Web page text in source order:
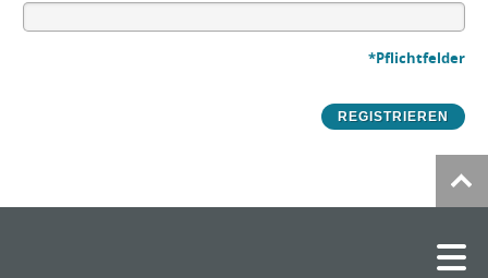
*Pflichtfelder